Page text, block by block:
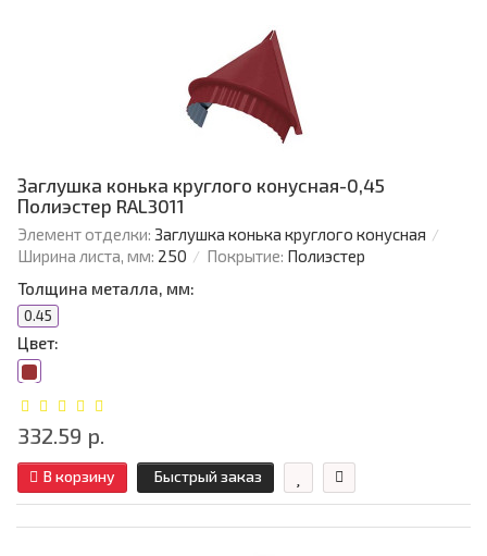
Заглушка конька круглого конусная-0,45
Полиэстер RAL3011
Элемент отделки: Заглушка конька круглого конусная
Ширина листа, мм: 250 Покрытие: Полиэстер
Толщина металла, мм:
0.45
Цвет:
332.59 р.
В корзину Быстрый заказ